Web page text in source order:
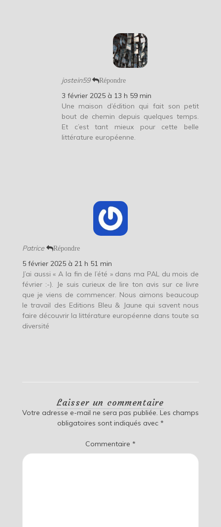
jostein59 Répondre
3 février 2025 à 13 h 59 min
Une maison d’édition qui fait son petit
bout de chemin depuis quelques temps.
Et c’est tant mieux pour cette belle
littérature européenne.
Patrice Répondre
5 février 2025 à 21 h 51 min
J’ai aussi « A la fin de l’été » dans ma PAL du mois de
février :-). Je suis curieux de lire ton avis sur ce livre
que je viens de commencer. Nous aimons beaucoup
le travail des Editions Bleu & Jaune qui savent nous
faire découvrir la littérature européenne dans toute sa
diversité
Laisser un commentaire
Votre adresse e-mail ne sera pas publiée. Les champs
obligatoires sont indiqués avec *
Commentaire *